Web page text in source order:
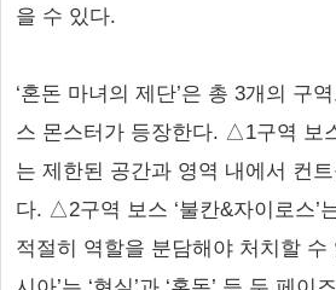
을 수 있다.
‘혼돈 마녀의 제단’은 총 3개의 구
스 몬스터가 등장한다. △1구역 보
는 제한된 공간과 영역 내에서 컨
다. △2구역 보스 ‘불칸&자이로스’
적절히 역할을 분담해야 처치할